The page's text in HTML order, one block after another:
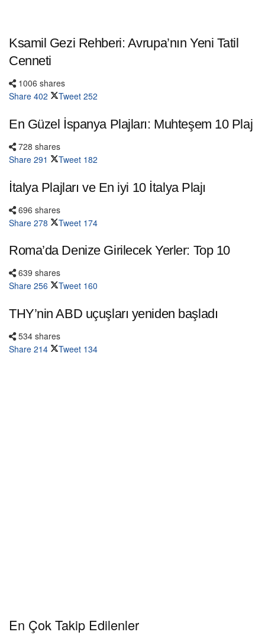
Ksamil Gezi Rehberi: Avrupa’nın Yeni Tatil
Cenneti
1006 shares
Share 402 Tweet 252
En Güzel İspanya Plajları: Muhteşem 10 Plaj
728 shares
Share 291 Tweet 182
İtalya Plajları ve En iyi 10 İtalya Plajı
696 shares
Share 278 Tweet 174
Roma’da Denize Girilecek Yerler: Top 10
639 shares
Share 256 Tweet 160
THY’nin ABD uçuşları yeniden başladı
534 shares
Share 214 Tweet 134
En Çok Takip Edilenler